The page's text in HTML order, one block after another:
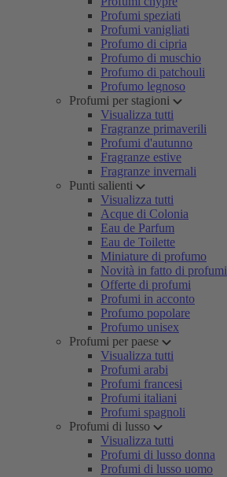
Profumi speziati
Profumi vanigliati
Profumo di cipria
Profumo di muschio
Profumo di patchouli
Profumo legnoso
Profumi per stagioni
Visualizza tutti
Fragranze primaverili
Profumi d'autunno
Fragranze estive
Fragranze invernali
Punti salienti
Visualizza tutti
Acque di Colonia
Eau de Parfum
Eau de Toilette
Miniature di profumo
Novità in fatto di profumi
Offerte di profumi
Profumi in acconto
Profumo popolare
Profumo unisex
Profumi per paese
Visualizza tutti
Profumi arabi
Profumi francesi
Profumi italiani
Profumi spagnoli
Profumi di lusso
Visualizza tutti
Profumi di lusso donna
Profumi di lusso uomo